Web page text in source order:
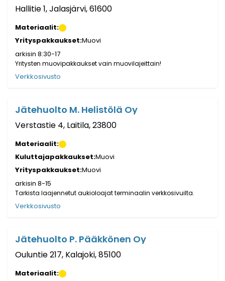
Hallitie 1, Jalasjärvi, 61600
Materiaalit:
Yrityspakkaukset:Muovi
arkisin 8:30-17
Yritysten muovipakkaukset vain muovilajeittain!
Verkkosivusto
Jätehuolto M. Helistölä Oy
Verstastie 4, Laitila, 23800
Materiaalit:
Kuluttajapakkaukset:Muovi
Yrityspakkaukset:Muovi
arkisin 8-15
Tarkista laajennetut aukioloajat terminaalin verkkosivuilta.
Verkkosivusto
Jätehuolto P. Pääkkönen Oy
Ouluntie 217, Kalajoki, 85100
Materiaalit: